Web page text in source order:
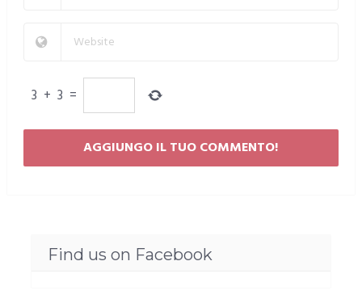
3 + 3 =
Find us on Facebook